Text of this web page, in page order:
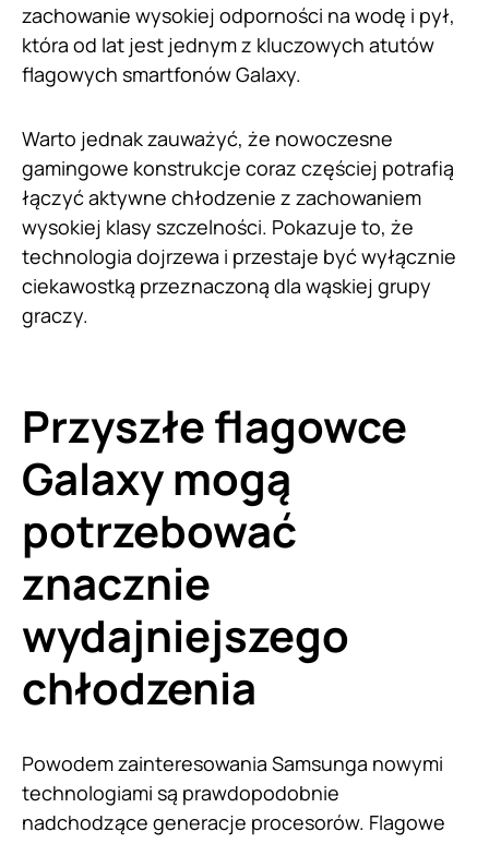
zachowanie wysokiej odporności na wodę i pył,
która od lat jest jednym z kluczowych atutów
flagowych smartfonów Galaxy.
Warto jednak zauważyć, że nowoczesne
gamingowe konstrukcje coraz częściej potrafią
łączyć aktywne chłodzenie z zachowaniem
wysokiej klasy szczelności. Pokazuje to, że
technologia dojrzewa i przestaje być wyłącznie
ciekawostką przeznaczoną dla wąskiej grupy
graczy.
Przyszłe flagowce
Galaxy mogą
potrzebować
znacznie
wydajniejszego
chłodzenia
Powodem zainteresowania Samsunga nowymi
technologiami są prawdopodobnie
nadchodzące generacje procesorów. Flagowe